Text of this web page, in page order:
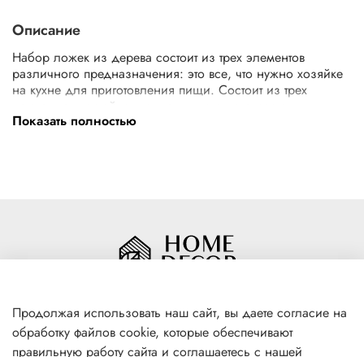
Описание
Набор ложек из дерева состоит из трех элементов
различного предназначения: это все, что нужно хозяйке
на кухне для приготовления пищи. Состоит из трех
принадлежностей, выполненных в одинаковом
дизайнерском решении. Приборы выполнены из
Показать полностью
+7(996) 316 00 81
Продолжая использовать наш сайт, вы даете согласие на
обработку файлов cookie, которые обеспечивают
правильную работу сайта и соглашаетесь с нашей